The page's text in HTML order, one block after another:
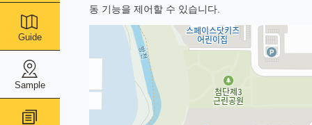
Guide
Sample
동 기능을 제어할 수 있습니다.